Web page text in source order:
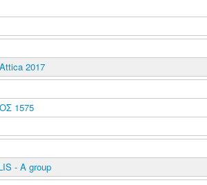
2017
1575
- A group